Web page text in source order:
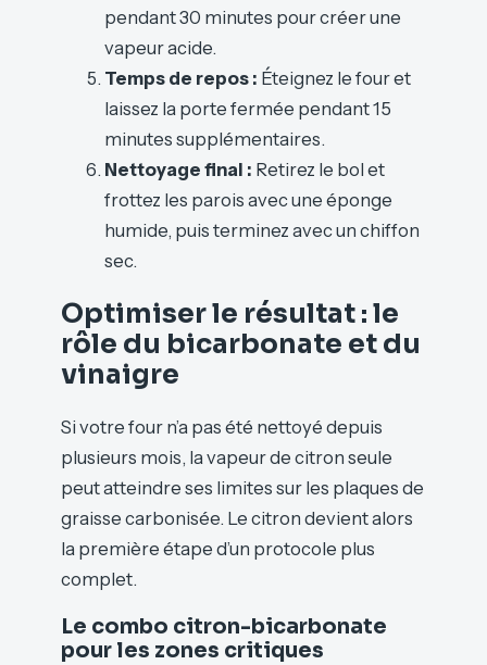
pendant 30 minutes pour créer une
vapeur acide.
Temps de repos : Éteignez le four et
laissez la porte fermée pendant 15
minutes supplémentaires.
Nettoyage final : Retirez le bol et
frottez les parois avec une éponge
humide, puis terminez avec un chiffon
sec.
Optimiser le résultat : le
rôle du bicarbonate et du
vinaigre
Si votre four n’a pas été nettoyé depuis
plusieurs mois, la vapeur de citron seule
peut atteindre ses limites sur les plaques de
graisse carbonisée. Le citron devient alors
la première étape d’un protocole plus
complet.
Le combo citron-bicarbonate
pour les zones critiques